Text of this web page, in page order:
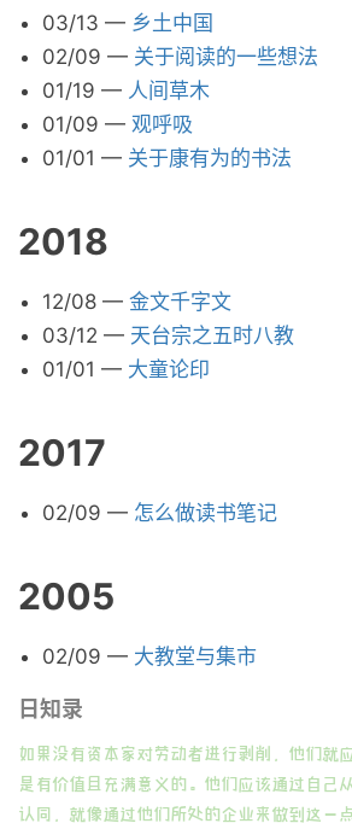
03/13 — 乡土中国
02/09 — 关于阅读的一些想法
01/19 — 人间草木
01/09 — 观呼吸
01/01 — 关于康有为的书法
2018
12/08 — 金文千字文
03/12 — 天台宗之五时八教
01/01 — 大童论印
2017
02/09 — 怎么做读书笔记
2005
02/09 — 大教堂与集市
日知录
如果没有资本家对劳动者进行剥削，他们就
是有价值且充满意义的。他们应该通过自己
认同，就像通过他们所处的企业来做到这一